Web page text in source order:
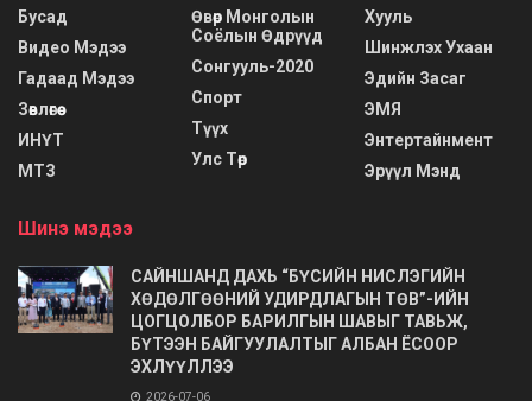
Бусад
Видео Мэдээ
Гадаад Мэдээ
Зөвлөгөө
ИНҮТ
МТЗ
Өвөр Монголын
Соёлын Өдрүүд
Сонгууль-2020
Спорт
Түүх
Улс Төр
Хууль
Шинжлэх Ухаан
Эдийн Засаг
ЭМЯ
Энтертайнмент
Эрүүл Мэнд
Шинэ мэдээ
САЙНШАНД ДАХЬ “БҮСИЙН НИСЛЭГИЙН
ХӨДӨЛГӨӨНИЙ УДИРДЛАГЫН ТӨВ”-ИЙН
ЦОГЦОЛБОР БАРИЛГЫН ШАВЫГ ТАВЬЖ,
БҮТЭЭН БАЙГУУЛАЛТЫГ АЛБАН ЁСООР
ЭХЛҮҮЛЛЭЭ
2026-07-06